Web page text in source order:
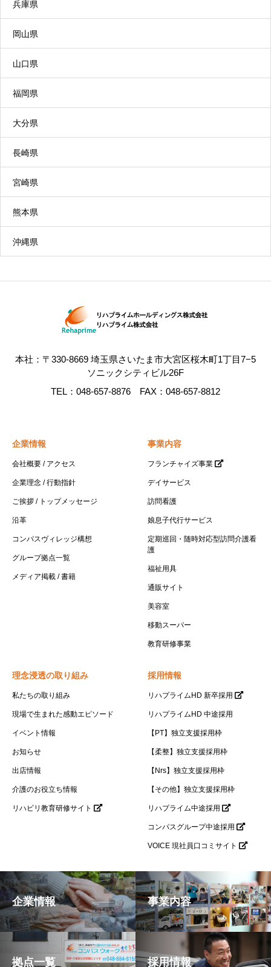
有料老人ホームなどに入居している高齢者が、日
常生活上の支援や介護サービスを利用できます。
常に介護が必要で、自宅では介護が困難な方が入
所します。食事、入浴、排せつなどの介護を一体
的に提供します。（※原則要介護３以上の方が対
定期巡回・随時対応型訪問介護看護
定期的な巡回や随時通報への対応など、利用者の
心身の状況に応じて、24 時間 365 日必要なサービ
です。訪問介護員だけでなく看護師なども連携し
を受けることもできます。
兵庫県
岡山県
山口県
福岡県
大分県
長崎県
宮崎県
熊本県
沖縄県
本社：〒330-8669 埼玉県さいたま市大宮区桜木町1丁目7−5
ソニックシティビル26F
TEL：048-657-8876 FAX：048-657-8812
企業情報
会社概要 / アクセス
企業理念 / 行動指針
ご挨拶 / トップメッセージ
沿革
コンパスヴィレッジ構想
グループ拠点一覧
メディア掲載 / 書籍
事業内容
フランチャイズ事業
デイサービス
訪問看護
娘息子代行サービス
定期巡回・随時対応型訪問介護看
護
福祉用具
通販サイト
美容室
移動スーパー
教育研修事業
理念浸透の取り組み
私たちの取り組み
現場で生まれた感動エピソード
イベント情報
お知らせ
出店情報
介護のお役立ち情報
リハビリ教育研修サイト
採用情報
リハプライムHD 新卒採用
リハプライムHD 中途採用
【PT】独立支援採用枠
【柔整】独立支援採用枠
【Nrs】独立支援採用枠
【その他】独立支援採用枠
リハプライム中途採用
コンパスグループ中途採用
VOICE 現社員口コミサイト
企業情報 事業内容
拠点一覧 採用情報